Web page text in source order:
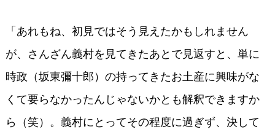
「あれもね、初見ではそう見えたかもしれません
が、さんざん義村を見てきたあとで見返すと、単に
時政（坂東彌十郎）の持ってきたお土産に興味がな
くて要らなかったんじゃないかとも解釈できますか
ら（笑）。義村にとってその程度に過ぎず、決して